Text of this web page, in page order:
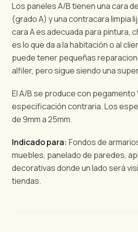
Los paneles A/B tienen una cara
(grado A) y una contracara limpia
cara A es adecuada para pintura,
es lo que da a la habitación o al
puede tener pequeñas
alfiler, pero sigue siendo una
El A/B se produce con pegamento
especificación contraria. Los
de 9mm a 25mm.
Indicado para: Fondos de
muebles, panelado de paredes,
decorativas donde un lado será
tiendas.